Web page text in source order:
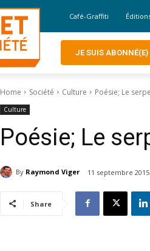
Café-Graffiti
JE SUIS ABONNÉ(E)
Home Société Culture Poésie; Le
Culture
Poésie; Le
By Raymond Viger 11 septembre 2015
Share